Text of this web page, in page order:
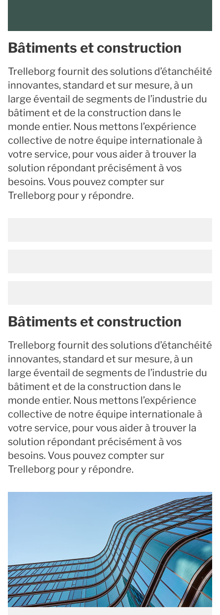
Bâtiments et construction
Trelleborg fournit des solutions d’étanchéité
innovantes, standard et sur mesure, à un
large éventail de segments de l’industrie du
bâtiment et de la construction dans le
monde entier. Nous mettons l’expérience
collective de notre équipe internationale à
votre service, pour vous aider à trouver la
solution répondant précisément à vos
besoins. Vous pouvez compter sur
Trelleborg pour y répondre.
Bâtiments et construction
Trelleborg fournit des solutions d’étanchéité
innovantes, standard et sur mesure, à un
large éventail de segments de l’industrie du
bâtiment et de la construction dans le
monde entier. Nous mettons l’expérience
collective de notre équipe internationale à
votre service, pour vous aider à trouver la
solution répondant précisément à vos
besoins. Vous pouvez compter sur
Trelleborg pour y répondre.